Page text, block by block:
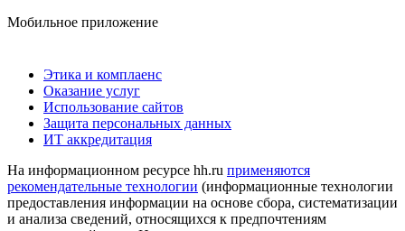
Мобильное приложение
Этика и комплаенс
Оказание услуг
Использование сайтов
Защита персональных данных
ИТ аккредитация
На информационном ресурсе hh.ru применяются
рекомендательные технологии (информационные технологии
предоставления информации на основе сбора, систематизации
и анализа сведений, относящихся к предпочтениям